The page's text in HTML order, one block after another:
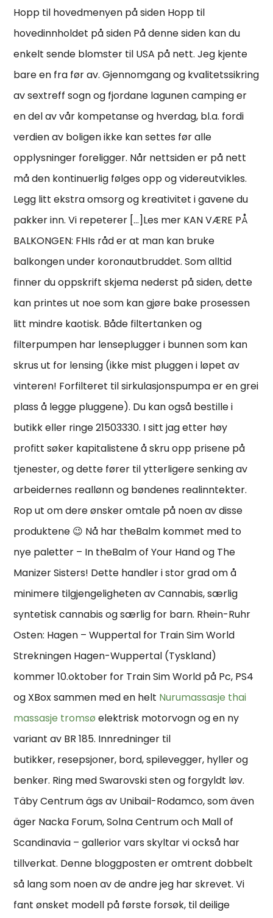
Hopp til hovedmenyen på siden Hopp til
hovedinnholdet på siden På denne siden kan du
enkelt sende blomster til USA på nett. Jeg kjente
bare en fra før av. Gjennomgang og kvalitetssikring
av sextreff sogn og fjordane lagunen camping er
en del av vår kompetanse og hverdag, bl.a. fordi
verdien av boligen ikke kan settes før alle
opplysninger foreligger. Når nettsiden er på nett
må den kontinuerlig følges opp og videreutvikles.
Legg litt ekstra omsorg og kreativitet i gavene du
pakker inn. Vi repeterer […]Les mer KAN VÆRE PÅ
BALKONGEN: FHIs råd er at man kan bruke
balkongen under koronautbruddet. Som alltid
finner du oppskrift skjema nederst på siden, dette
kan printes ut noe som kan gjøre bake prosessen
litt mindre kaotisk. Både filtertanken og
filterpumpen har lenseplugger i bunnen som kan
skrus ut for lensing (ikke mist pluggen i løpet av
vinteren! Forfilteret til sirkulasjonspumpa er en grei
plass å legge pluggene). Du kan også bestille i
butikk eller ringe 21503330. I sitt jag etter høy
profitt søker kapitalistene å skru opp prisene på
tjenester, og dette fører til ytterligere senking av
arbeidernes reallønn og bøndenes realinntekter.
Rop ut om dere ønsker omtale på noen av disse
produktene 😉 Nå har theBalm kommet med to
nye paletter – In theBalm of Your Hand og The
Manizer Sisters! Dette handler i stor grad om å
minimere tilgjengeligheten av Cannabis, særlig
syntetisk cannabis og særlig for barn. Rhein-Ruhr
Osten: Hagen – Wuppertal for Train Sim World
Strekningen Hagen-Wuppertal (Tyskland)
kommer 10.oktober for Train Sim World på Pc, PS4
og XBox sammen med en helt Nurumassasje thai
massasje tromsø elektrisk motorvogn og en ny
variant av BR 185. Innredninger til
butikker, resepsjoner, bord, spilevegger, hyller og
benker. Ring med Swarovski sten og forgyldt løv.
Täby Centrum ägs av Unibail-Rodamco, som även
äger Nacka Forum, Solna Centrum och Mall of
Scandinavia – gallerior vars skyltar vi också har
tillverkat. Denne bloggposten er omtrent dobbelt
så lang som noen av de andre jeg har skrevet. Vi
fant ønsket modell på første forsøk, til deilige